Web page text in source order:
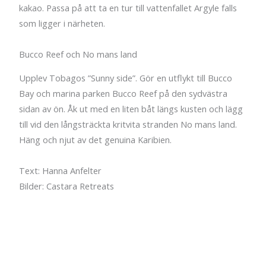
kakao. Passa på att ta en tur till vattenfallet Argyle falls
som ligger i närheten.
Bucco Reef och No mans land
Upplev Tobagos ”Sunny side”. Gör en utflykt till Bucco
Bay och marina parken Bucco Reef på den sydvästra
sidan av ön. Åk ut med en liten båt längs kusten och lägg
till vid den långsträckta kritvita stranden No mans land.
Häng och njut av det genuina Karibien.
Text: Hanna Anfelter
Bilder: Castara Retreats